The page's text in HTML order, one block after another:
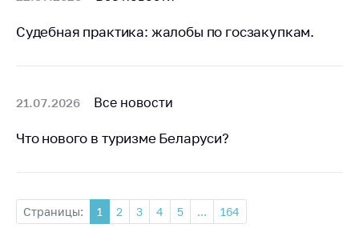
Судебная практика: жалобы по госзакупкам.
21.07.2026 Все новости
Что нового в туризме Беларуси?
Страницы: 1 2 3 4 5 ... 164